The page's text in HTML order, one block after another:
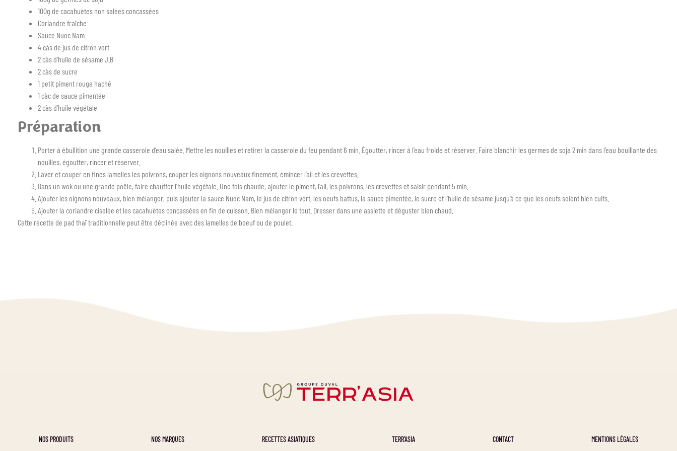
100g de cacahuètes non salées concassées
Coriandre fraîche
Sauce Nuoc Nam
4 càs de jus de citron vert
2 càs d’huile de sésame J.B
2 càs de sucre
1 petit piment rouge haché
1 càc de sauce pimentée
2 càs d’huile végétale
Préparation
Porter à ébullition une grande casserole d’eau salée. Mettre les nouilles et retirer la casserole du feu pendant 6 min. Égoutter, rincer à l’eau froide et réserver. Faire blanchir les germes de soja 2 min dans l’eau bouillante des
nouilles, égoutter, rincer et réserver.
Laver et couper en fines lamelles les poivrons, couper les oignons nouveaux finement, émincer l’ail et les crevettes.
Dans un wok ou une grande poêle, faire chauffer l’huile végétale. Une fois chaude, ajouter le piment, l’ail, les poivrons, les crevettes et saisir pendant 5 min.
Ajouter les oignons nouveaux, bien mélanger, puis ajouter la sauce Nuoc Nam, le jus de citron vert, les oeufs battus, la sauce pimentée, le sucre et l’huile de sésame jusqu’à ce que les oeufs soient bien cuits.
Ajouter la coriandre ciselée et les cacahuètes concassées en fin de cuisson. Bien mélanger le tout. Dresser dans une assiette et déguster bien chaud.
Cette recette de pad thaï traditionnelle peut être déclinée avec des lamelles de boeuf ou de poulet.
NOS PRODUITS NOS MARQUES RECETTES ASIATIQUES TERR’ASIA CONTACT MENTIONS LÉGALES